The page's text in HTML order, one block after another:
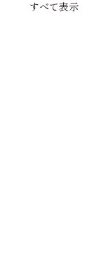
すべて表示